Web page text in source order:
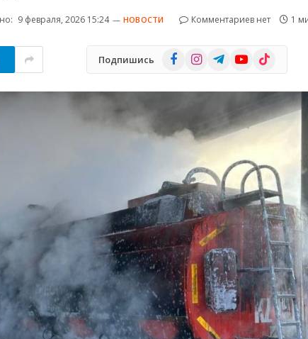
9 февраля, 2026 15:24 НОВОСТИ Комментариев нет 1
Подпишись FacebookInstagramTelegramYouTube
TikTok